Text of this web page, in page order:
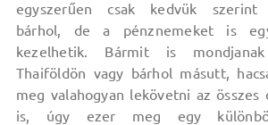
egyszerűen csak kedvük szerint
bárhol, de a pénznemeket is
kezelhetik. Bármit is
Thaiföldön vagy bárhol másutt,
meg valahogyan lekövetni az összes
is, úgy ezer meg egy